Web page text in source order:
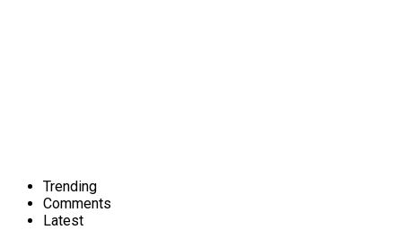
Trending
Comments
Latest